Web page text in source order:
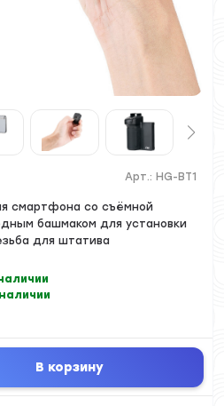
Арт.: HG-BT1
смартфона со съёмной
башмаком для установки
для штатива
В корзину